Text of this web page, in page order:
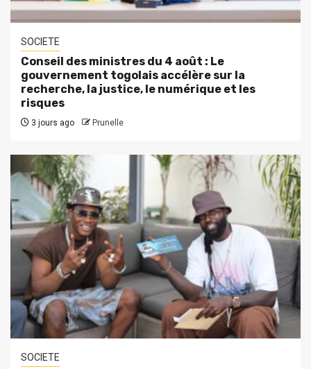
SOCIETE
Conseil des ministres du 4 août : Le
gouvernement togolais accélère sur la
recherche, la justice, le numérique et les
risques
3 jours ago Prunelle
SOCIETE